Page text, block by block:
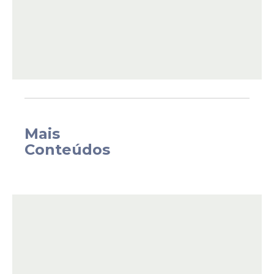
Com aredução, o preço médio de venda da
ser, em média, de R$ 2,57 por litro, uma
redução de R$ 0,14.
Mais
Conteúdos